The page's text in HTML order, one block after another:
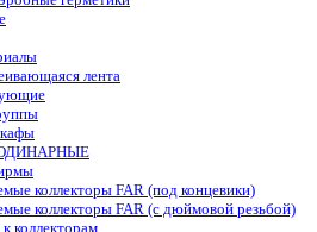
лента
коллекторы FAR (под концевики)
коллекторы FAR (с дюймовой резьбой)
коллекторам